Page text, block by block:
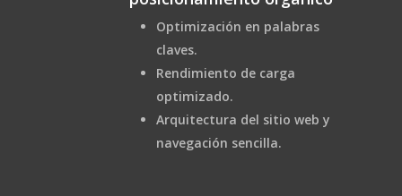
Optimización en palabras
claves.
Rendimiento de carga
optimizado.
Arquitectura del sitio web y
navegación sencilla.